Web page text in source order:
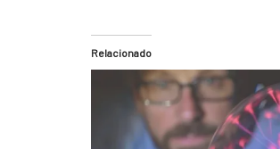
Relacionado